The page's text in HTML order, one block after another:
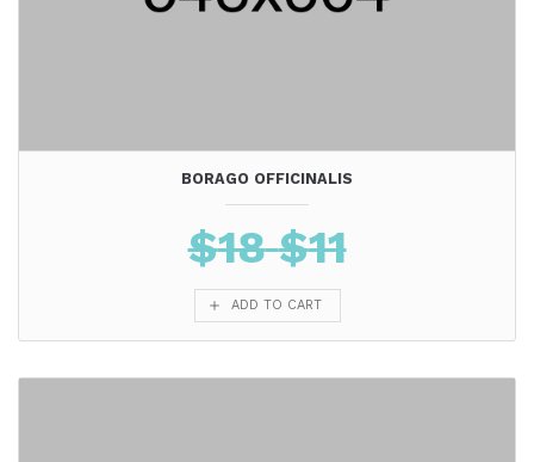
BORAGO OFFICINALIS
$18 $11
ADD TO CART